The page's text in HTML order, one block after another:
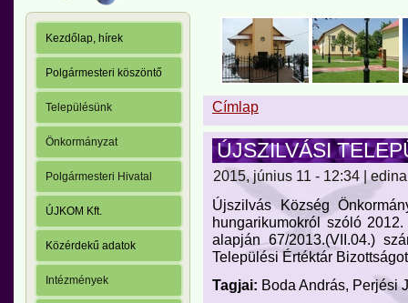
Kezdőlap, hírek
Polgármesteri köszöntő
Településünk
Önkormányzat
Polgármesteri Hivatal
ÚJKOM Kft.
Közérdekű adatok
Intézmények
Címlap
ÚJSZILVÁSI
2015, június 11 - 12:34 | edina
Újszilvás Község
hungarikumokról szóló
alapján 67/2013.(VII.04.)
Települési Értéktár
Tagjai: Boda András, Perjési